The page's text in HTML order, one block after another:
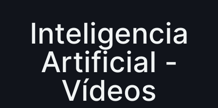
Inteligencia
Artificial -
Vídeos